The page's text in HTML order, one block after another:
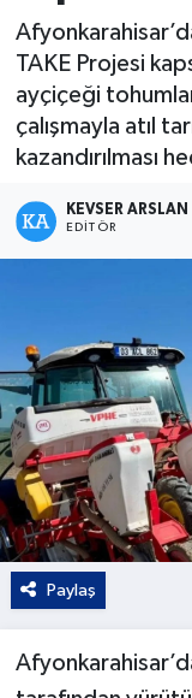
TAKE Projesi
ayçiçeği
çalışmayla atıl
kazandırılması
KEVSER ARSLAN
EDITÖR
Paylaş
Kültür -
Yaşam